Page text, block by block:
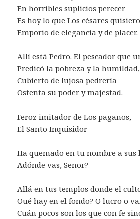
En horribles suplicios perecer
Es hoy lo que Los césares
Emporio de elegancia y de placer.
Allí está Pedro. El pescador que
Predicó la pobreza y la humildad,
Cubierto de lujosa pedrería
Ostenta su poder y majestad.
Feroz imitador de Los paganos,
El Santo Inquisidor
Ha quemado en tu nombre a
Adónde vas, Señor?
Allá en tus templos donde el
Oué hay en el fondo? O lucro o
Cuán pocos son los que con fe